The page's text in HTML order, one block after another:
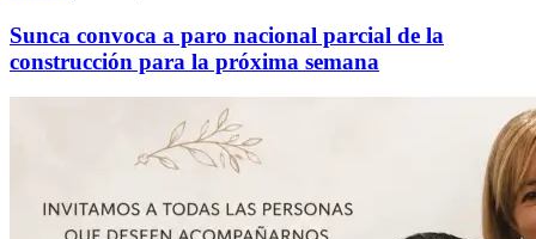
Sunca convoca a paro nacional parcial de la
construcción para la próxima semana